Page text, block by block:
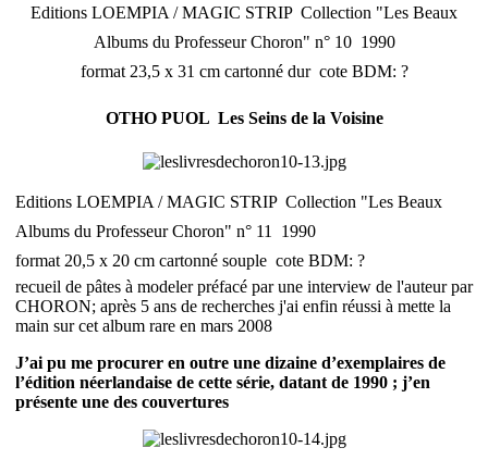
Editions LOEMPIA / MAGIC STRIP  Collection "Les Beaux
Albums du Professeur Choron" n° 10  1990
format 23,5 x 31 cm cartonné dur  cote BDM: ?
OTHO PUOL  Les Seins de la Voisine
Editions LOEMPIA / MAGIC STRIP  Collection "Les Beaux
Albums du Professeur Choron" n° 11  1990
format 20,5 x 20 cm cartonné souple  cote BDM: ?
recueil de pâtes à modeler préfacé par une interview de l'auteur par
CHORON; après 5 ans de recherches j'ai enfin réussi à mette la
main sur cet album rare en mars 2008
J’ai pu me procurer en outre une dizaine d’exemplaires de
l’édition néerlandaise de cette série, datant de 1990 ; j’en
présente une des couvertures